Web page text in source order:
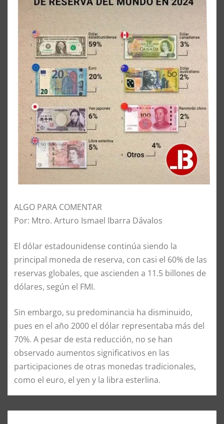
ALGO PARA COMENTAR
Por: Mtro. Arturo Ismael Ibarra Dávalos
El dólar estadounidense continúa siendo la
principal moneda de reserva, con casi el 60% de las
reservas globales, que ascienden a 11.5 billones de
dólares, según el FMI.
Sin embargo, su predominancia ha disminuido,
pues en el año 2000 el dólar representaba más del
70%. A pesar de esta reducción, no se han
observado aumentos significativos en las
participaciones de otras monedas tradicionales,
como el euro, el yen y la libra esterlina.